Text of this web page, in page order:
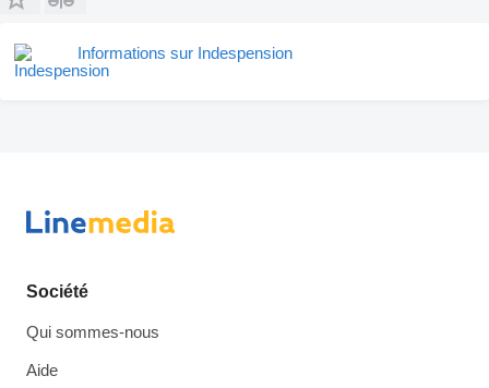
Informations sur Indespension
Société
Qui sommes-nous
Aide